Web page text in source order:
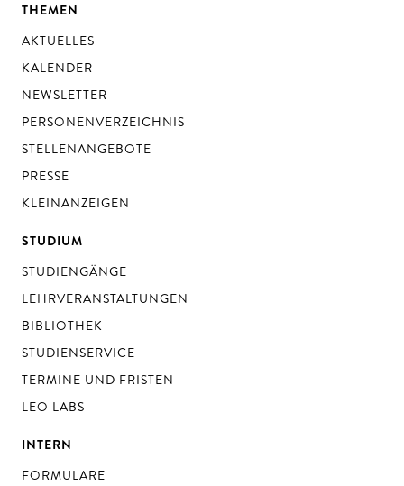
THEMEN
AKTUELLES
KALENDER
NEWSLETTER
PERSONENVERZEICHNIS
STELLENANGEBOTE
PRESSE
KLEINANZEIGEN
STUDIUM
STUDIENGÄNGE
LEHRVERANSTALTUNGEN
BIBLIOTHEK
STUDIENSERVICE
TERMINE UND FRISTEN
LEO LABS
INTERN
FORMULARE